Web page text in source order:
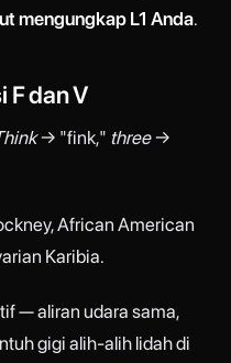
mengungkap L1 Anda.
F dan V
→ "fink," three→
African American
Karibia.
— aliran udara sama,
gigi alih-alih lidah di